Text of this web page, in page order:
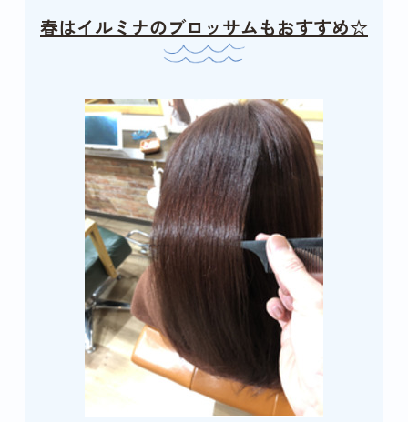
春はイルミナのブロッサムもおすすめ☆